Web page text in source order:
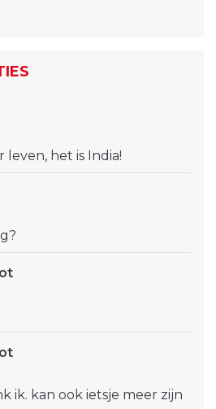
leven, het is India!
ik. kan ook ietsje meer zijn